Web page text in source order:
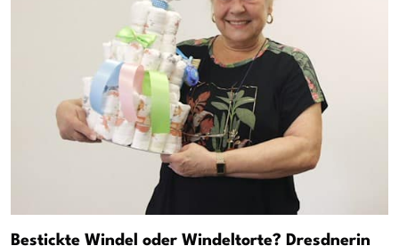
Bestickte Windel oder Windeltorte? Dresdnerin